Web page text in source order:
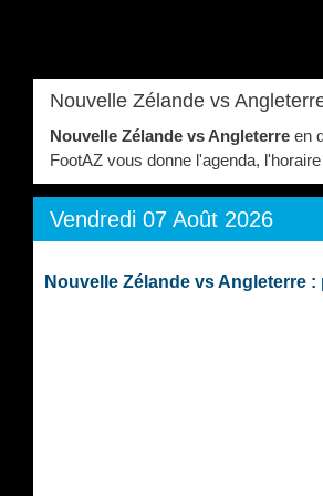
Nouvelle Zélande vs
Nouvelle Zélande vs Angleterre en
FootAZ vous donne l'agenda,
Vendredi 07 Août 2026
Nouvelle Zélande vs Angleterre